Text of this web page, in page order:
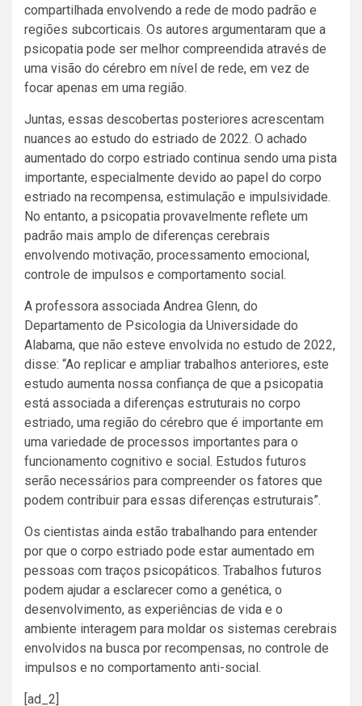
compartilhada envolvendo a rede de modo padrão e
regiões subcorticais. Os autores argumentaram que a
psicopatia pode ser melhor compreendida através de
uma visão do cérebro em nível de rede, em vez de
focar apenas em uma região.
Juntas, essas descobertas posteriores acrescentam
nuances ao estudo do estriado de 2022. O achado
aumentado do corpo estriado continua sendo uma pista
importante, especialmente devido ao papel do corpo
estriado na recompensa, estimulação e impulsividade.
No entanto, a psicopatia provavelmente reflete um
padrão mais amplo de diferenças cerebrais
envolvendo motivação, processamento emocional,
controle de impulsos e comportamento social.
A professora associada Andrea Glenn, do
Departamento de Psicologia da Universidade do
Alabama, que não esteve envolvida no estudo de 2022,
disse: “Ao replicar e ampliar trabalhos anteriores, este
estudo aumenta nossa confiança de que a psicopatia
está associada a diferenças estruturais no corpo
estriado, uma região do cérebro que é importante em
uma variedade de processos importantes para o
funcionamento cognitivo e social. Estudos futuros
serão necessários para compreender os fatores que
podem contribuir para essas diferenças estruturais”.
Os cientistas ainda estão trabalhando para entender
por que o corpo estriado pode estar aumentado em
pessoas com traços psicopáticos. Trabalhos futuros
podem ajudar a esclarecer como a genética, o
desenvolvimento, as experiências de vida e o
ambiente interagem para moldar os sistemas cerebrais
envolvidos na busca por recompensas, no controle de
impulsos e no comportamento anti-social.
[ad_2]